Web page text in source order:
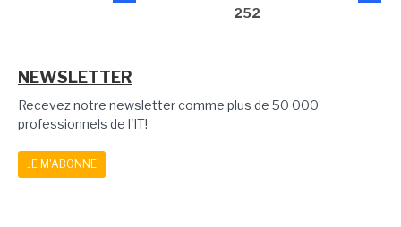
252
NEWSLETTER
Recevez notre newsletter comme plus de 50 000
professionnels de l'IT!
JE M'ABONNE